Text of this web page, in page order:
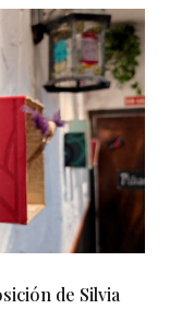
de Silvia